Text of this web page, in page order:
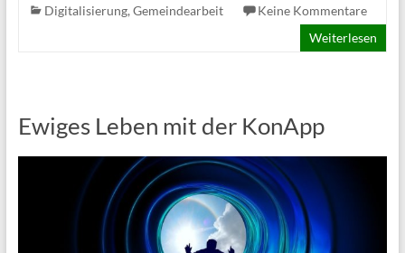
Digitalisierung,Gemeindearbeit
Keine Kommentare
Weiterlesen
Ewiges Leben mit der KonApp